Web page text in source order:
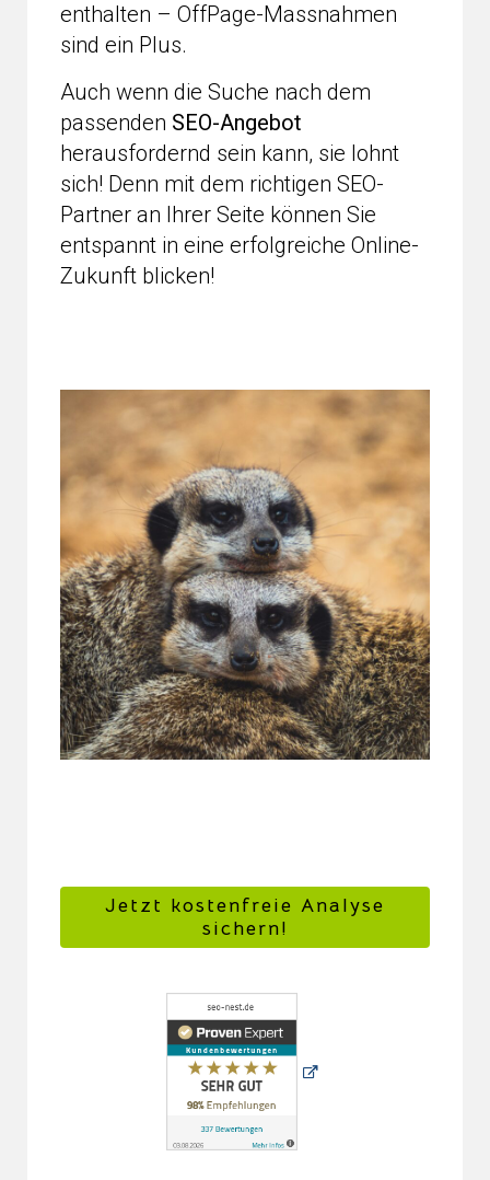
enthalten – OffPage-Massnahmen
sind ein Plus.
Auch wenn die Suche nach dem
passenden SEO-Angebot
herausfordernd sein kann, sie lohnt
sich! Denn mit dem richtigen SEO-
Partner an Ihrer Seite können Sie
entspannt in eine erfolgreiche Online-
Zukunft blicken!
Jetzt kostenfreie Analyse
sichern!